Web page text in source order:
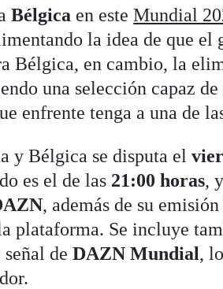
Bélgica en esteMundial
la idea de que el
Bélgica, en cambio, la
una selección capaz de
enfrente tenga a una de
y Bélgica se disputa el
es el de las 21:00 horas,
, además de su
plataforma. Se incluye
señal deDAZN Mundial,